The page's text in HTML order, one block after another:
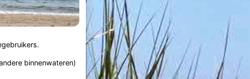
binnenwateren)